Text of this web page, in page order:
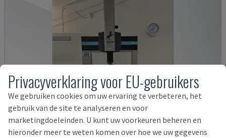
Privacyverklaring voor EU-gebruikers
We gebruiken cookies om uw ervaring te verbeteren, het
gebruik van de site te analyseren en voor
marketingdoeleinden. U kunt uw voorkeuren beheren en
hieronder meer te weten komen over hoe we uw gegevens